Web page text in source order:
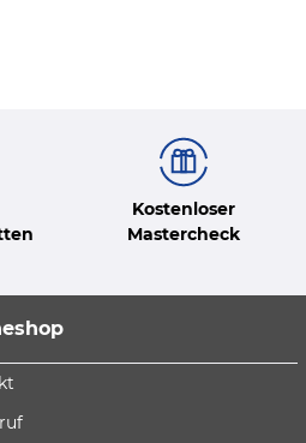
Kostenloser
Mastercheck